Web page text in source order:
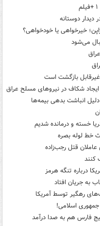
دیدار دوستانه
خیرخواهی یا خودخواهی؟
می‌شود
بازگشت است
ایجاد شکاف در نیروهای مسلح عراق
انباشت بدهی بیمه‌ها
خط لوله بصره
قتل رجب‌زاده
کنند
درباره تنگه هرمز
به جریان افتاد
رهگیر توسط آمریکا
اسلامی!
فارس هم به صدا درآمد